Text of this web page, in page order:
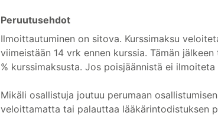
Peruutusehdot
Ilmoittautuminen on sitova. Kurssimaksu
viimeistään 14 vrk ennen kurssia. Tämän
% kurssimaksusta. Jos poisjäännistä ei
Mikäli osallistuja joutuu perumaan
veloittamatta tai palauttaa lääkärintodistuksen